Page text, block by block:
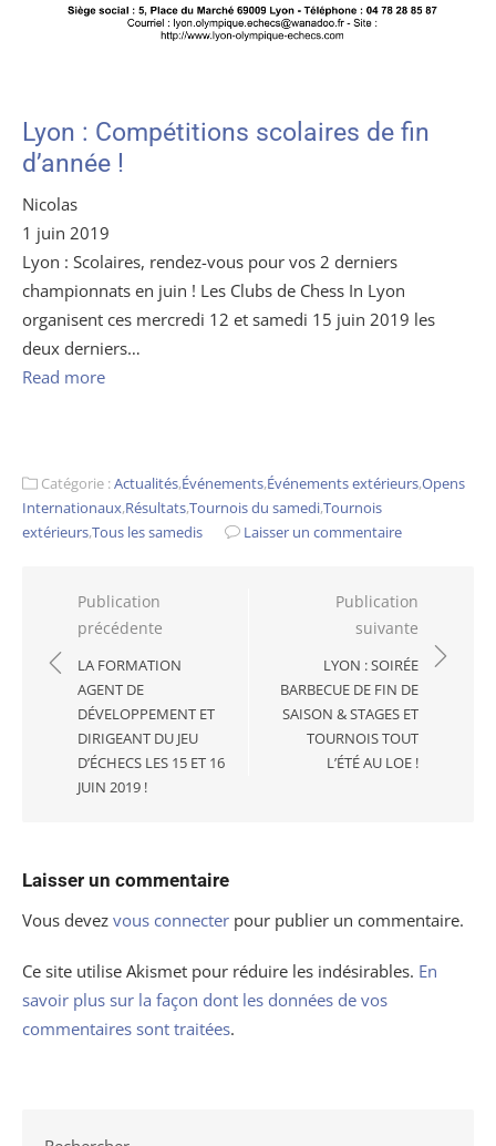
Lyon : Compétitions scolaires de fin
d’année !
Nicolas
1 juin 2019
Lyon : Scolaires, rendez-vous pour vos 2 derniers
championnats en juin ! Les Clubs de Chess In Lyon
organisent ces mercredi 12 et samedi 15 juin 2019 les
deux derniers…
Read more
Catégorie :Actualités,Événements,Événements extérieurs,Opens
Internationaux,Résultats,Tournois du samedi,Tournois
extérieurs,Tous les samedis Laisser un commentaire
Navigation
l’article
Publication
précédente
LA FORMATION
AGENT DE
DÉVELOPPEMENT ET
DIRIGEANT DU JEU
D’ÉCHECS LES 15 ET 16
JUIN 2019 !
Publication
suivante
LYON : SOIRÉE
BARBECUE DE FIN DE
SAISON & STAGES ET
TOURNOIS TOUT
L’ÉTÉ AU LOE !
Laisser un commentaire
Vous devez vous connecter pour publier un commentaire.
Ce site utilise Akismet pour réduire les indésirables. En
savoir plus sur la façon dont les données de vos
commentaires sont traitées.